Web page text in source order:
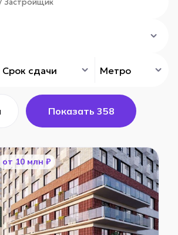
Срок сдачи Метро
Показать 358
от 10 млн ₽